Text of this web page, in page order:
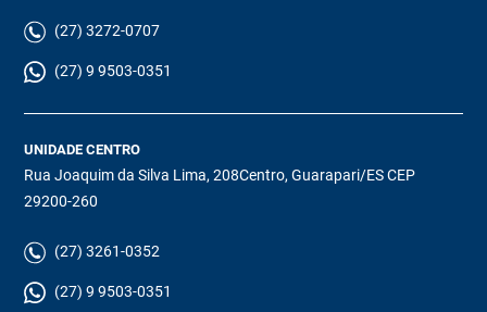
(27) 3272-0707
(27) 9 9503-0351
UNIDADE CENTRO
Rua Joaquim da Silva Lima, 208Centro, Guarapari/ES CEP
29200-260
(27) 3261-0352
(27) 9 9503-0351